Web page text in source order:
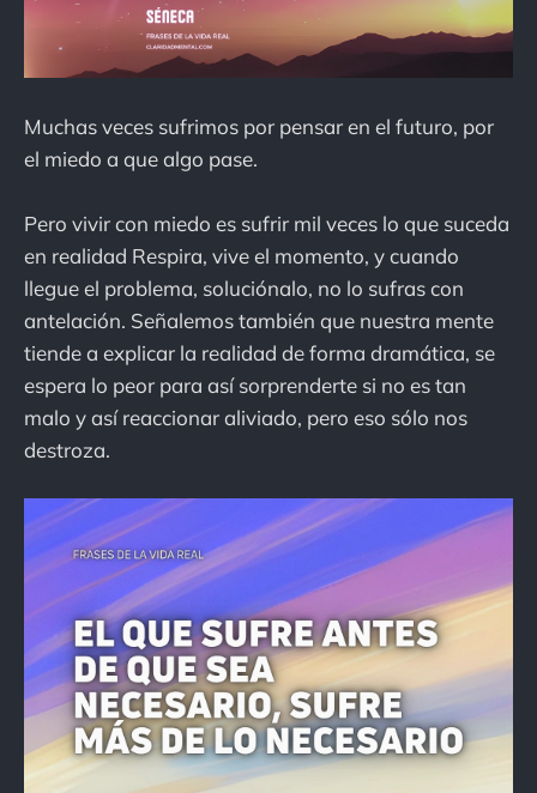
Muchas veces sufrimos por pensar en el futuro, por
el miedo a que algo pase.
Pero vivir con miedo es sufrir mil veces lo que suceda
en realidad Respira, vive el momento, y cuando
llegue el problema, soluciónalo, no lo sufras con
antelación. Señalemos también que nuestra mente
tiende a explicar la realidad de forma dramática, se
espera lo peor para así sorprenderte si no es tan
malo y así reaccionar aliviado, pero eso sólo nos
destroza.